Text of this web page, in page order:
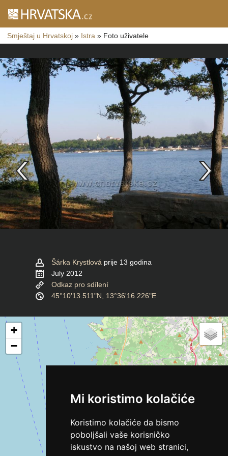
Mi koristimo kolačiće
Koristimo kolačiće da bismo
poboljšali vaše korisničko
iskustvo na našoj web stranici,
Smještaj u Hrvatskoj » Istra » Foto uživatele
Šárka Krystlová prije 13 godina
July 2012
Odkaz pro sdílení
45°10'13.511"N, 13°36'16.226"E
+
−